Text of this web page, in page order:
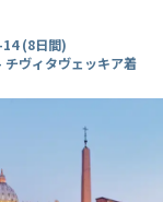
14(8日間)
ヴィタヴェッキア着